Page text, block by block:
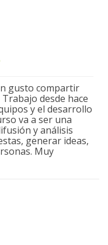
gusto compartir
desde hace
y el desarrollo
va a ser una
y análisis
generar ideas,
Muy